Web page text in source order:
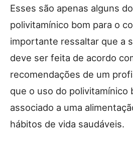
Esses são apenas alguns
polivitamínico bom para o
importante ressaltar que a
deve ser feita de acordo
recomendações de um
que o uso do polivitamínico
associado a uma
hábitos de vida saudáveis.